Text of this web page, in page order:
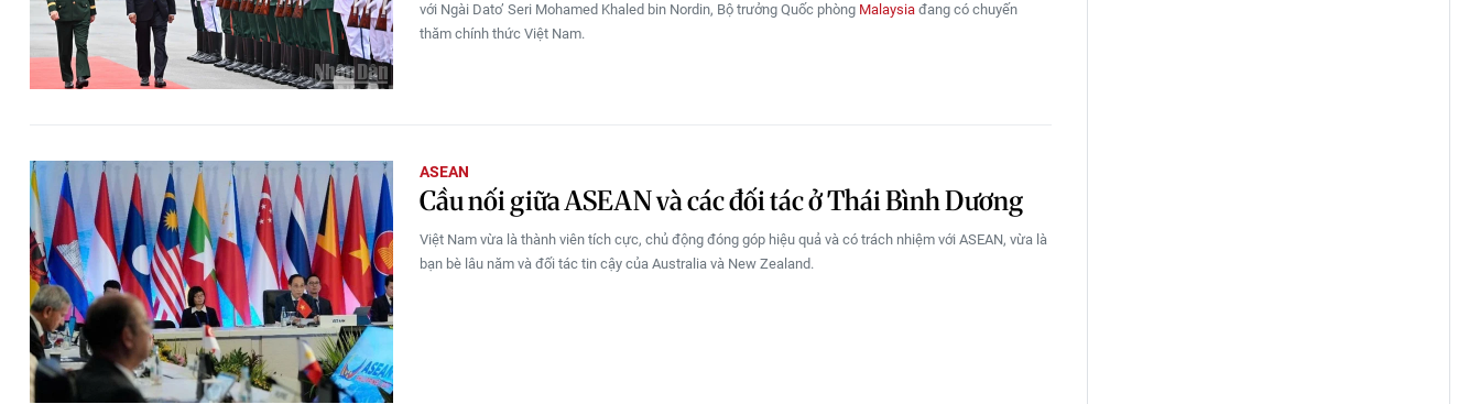
với Ngài Dato’ Seri Mohamed Khaled bin Nordin, Bộ trưởng Quốc phòng Malaysia đang có chuyến
thăm chính thức Việt Nam.
ASEAN
Cầu nối giữa ASEAN và các đối tác ở Thái Bình Dương
Việt Nam vừa là thành viên tích cực, chủ động đóng góp hiệu quả và có trách nhiệm với ASEAN, vừa là
bạn bè lâu năm và đối tác tin cậy của Australia và New Zealand.